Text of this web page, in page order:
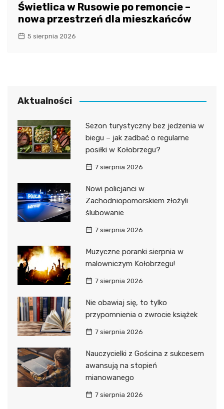
Świetlica w Rusowie po remoncie –
nowa przestrzeń dla mieszkańców
5 sierpnia 2026
Aktualności
Sezon turystyczny bez jedzenia w
biegu – jak zadbać o regularne
posiłki w Kołobrzegu?
7 sierpnia 2026
Nowi policjanci w
Zachodniopomorskiem złożyli
ślubowanie
7 sierpnia 2026
Muzyczne poranki sierpnia w
malowniczym Kołobrzegu!
7 sierpnia 2026
Nie obawiaj się, to tylko
przypomnienia o zwrocie książek
7 sierpnia 2026
Nauczycielki z Gościna z sukcesem
awansują na stopień
mianowanego
7 sierpnia 2026